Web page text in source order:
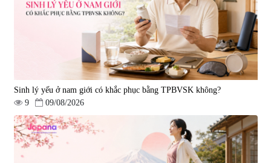
1.490.000 đ 980.000 đ
Viên uống bổ gan Ribeto Shoji
Hepaclean 60 viên
Viên uống hỗ trợ cải thiện thoát
vị đĩa đệm Kyoto Has 30 viên
|14.560
Sinh lý yếu ở nam giới có khắc phục bằng TPBVSK không?
9
09/08/2026